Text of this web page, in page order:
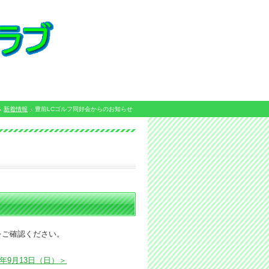
新着情報 豊前LCゴルフ同好会からのお知らせ
確認ください。
9月13日（日）＞